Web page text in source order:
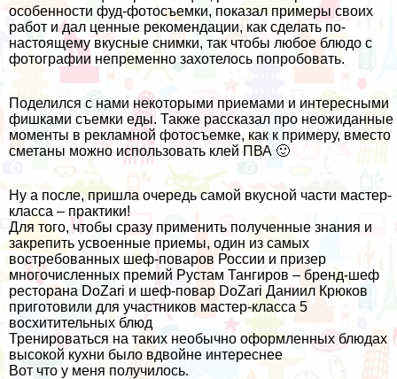
особенности фуд-фотосъемки, показал примеры своих
работ и дал ценные рекомендации, как сделать по-
настоящему вкусные снимки, так чтобы любое блюдо с
фотографии непременно захотелось попробовать.
Поделился с нами некоторыми приемами и интересными
фишками съемки еды. Также рассказал про неожиданные
моменты в рекламной фотосъемке, как к примеру, вместо
сметаны можно использовать клей ПВА 🙂
Ну а после, пришла очередь самой вкусной части мастер-
класса – практики!
Для того, чтобы сразу применить полученные знания и
закрепить усвоенные приемы, один из самых
востребованных шеф-поваров России и призер
многочисленных премий Рустам Тангиров – бренд-шеф
ресторана DoZari и шеф-повар DoZari Даниил Крюков
приготовили для участников мастер-класса 5
восхитительных блюд
Тренироваться на таких необычно оформленных блюдах
высокой кухни было вдвойне интереснее
Вот что у меня получилось.